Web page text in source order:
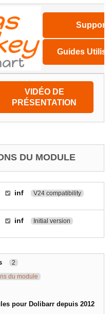
Supports
Guides
VIDÉO DE
PRÉSENTATION
DU MODULE
inf V24 compatibility
inf Initial version
2
du module
pour Dolibarr depuis 2012